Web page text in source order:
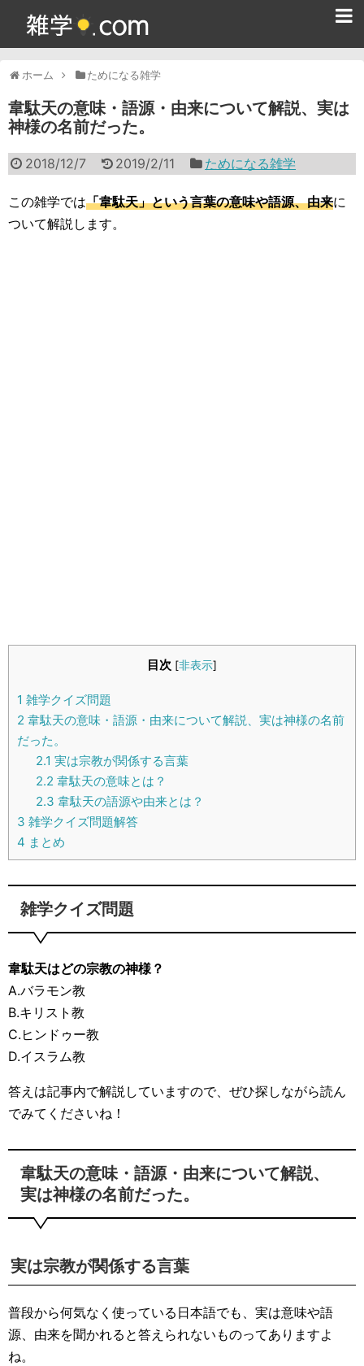
ホーム ためになる雑学
韋駄天の意味・語源・由来について解説、実は
神様の名前だった。
2018/12/7 2019/2/11 ためになる雑学
この雑学では「韋駄天」という言葉の意味や語源、由来に
ついて解説します。
目次 [非表示]
1 雑学クイズ問題
2 韋駄天の意味・語源・由来について解説、実は神様の名前
だった。
2.1 実は宗教が関係する言葉
2.2 韋駄天の意味とは？
2.3 韋駄天の語源や由来とは？
3 雑学クイズ問題解答
4 まとめ
雑学クイズ問題
韋駄天はどの宗教の神様？
A.バラモン教
B.キリスト教
C.ヒンドゥー教
D.イスラム教
答えは記事内で解説していますので、ぜひ探しながら読ん
でみてくださいね！
韋駄天の意味・語源・由来について解説、
実は神様の名前だった。
実は宗教が関係する言葉
普段から何気なく使っている日本語でも、実は意味や語
源、由来を聞かれると答えられないものってありますよ
ね。
365日雑学カレンダー
面白い雑学
ためになる雑学